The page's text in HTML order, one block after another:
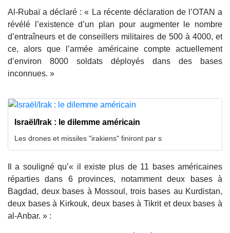
Al-Rubaï a déclaré : « La récente déclaration de l’OTAN a
révélé l’existence d’un plan pour augmenter le nombre
d’entraîneurs et de conseillers militaires de 500 à 4000, et
ce, alors que l’armée américaine compte actuellement
d’environ 8000 soldats déployés dans des bases
inconnues. »
Israël/Irak : le dilemme américain
Les drones et missiles "irakiens" finiront par s
Il a souligné qu’« il existe plus de 11 bases américaines
réparties dans 6 provinces, notamment deux bases à
Bagdad, deux bases à Mossoul, trois bases au Kurdistan,
deux bases à Kirkouk, deux bases à Tikrit et deux bases à
al-Anbar. » :